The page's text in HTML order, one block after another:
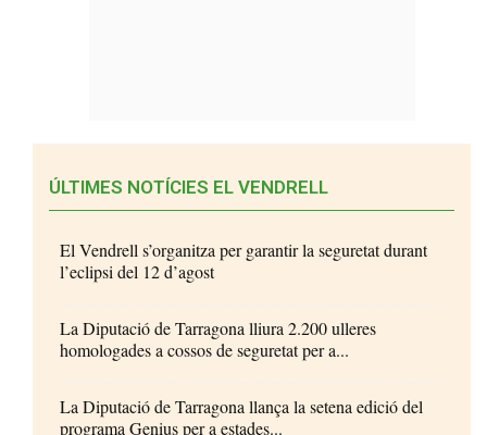
ÚLTIMES NOTÍCIES EL VENDRELL
El Vendrell s’organitza per garantir la seguretat durant
l’eclipsi del 12 d’agost
La Diputació de Tarragona lliura 2.200 ulleres
homologades a cossos de seguretat per a...
La Diputació de Tarragona llança la setena edició del
programa Genius per a estades...